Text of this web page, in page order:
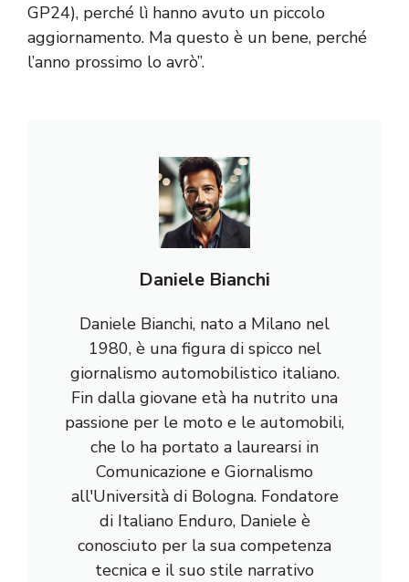
GP24), perché lì hanno avuto un piccolo
aggiornamento. Ma questo è un bene, perché
l’anno prossimo lo avrò”.
Daniele Bianchi
Daniele Bianchi, nato a Milano nel
1980, è una figura di spicco nel
giornalismo automobilistico italiano.
Fin dalla giovane età ha nutrito una
passione per le moto e le automobili,
che lo ha portato a laurearsi in
Comunicazione e Giornalismo
all'Università di Bologna. Fondatore
di Italiano Enduro, Daniele è
conosciuto per la sua competenza
tecnica e il suo stile narrativo